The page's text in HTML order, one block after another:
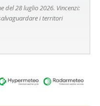
del 28 luglio 2026. Vincenzi:
i territori